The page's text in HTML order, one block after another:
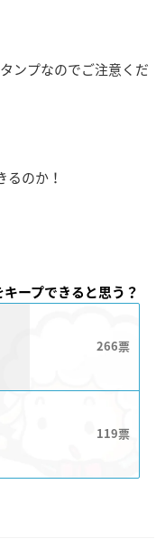
ンプなのでご注意くだ
のか！
ープできると思う？
266
119